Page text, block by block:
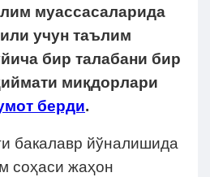
муассасаларида
учун таълим
бир талабани бир
миқдорлари
берди.
бакалавр йўналишида
соҳаси жаҳон